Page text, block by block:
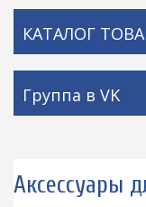
КАТАЛОГ
Группа в VK
Аксессуары